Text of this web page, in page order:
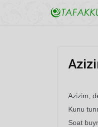
Azizim,
Kunu
Soat